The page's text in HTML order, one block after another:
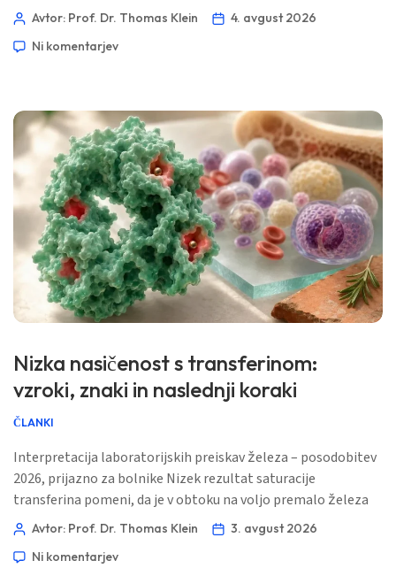
premikale skupaj, kako hitro so se spremenile in ali so
📅 4. avgust 2026 📝 Objavljeno: 4. avgust 2026 🩺
Avtor: Prof. Dr. Thomas Klein
4. avgust 2026
Ni komentarjev
Nizka nasičenost s transferinom:
vzroki, znaki in naslednji koraki
ČLANKI
Interpretacija laboratorijskih preiskav železa – posodobitev
2026, prijazno za bolnike Nizek rezultat saturacije
transferina pomeni, da je v obtoku na voljo premalo železa
za tkiva, vendar to samodejno ne pomeni izčrpanih zalog
ledvic, časovnega okvira in simptomov pove uporabno
Avtor: Prof. Dr. Thomas Klein
3. avgust 2026
Ni komentarjev